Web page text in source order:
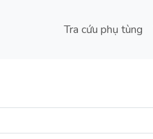
Tra cứu phụ tùng